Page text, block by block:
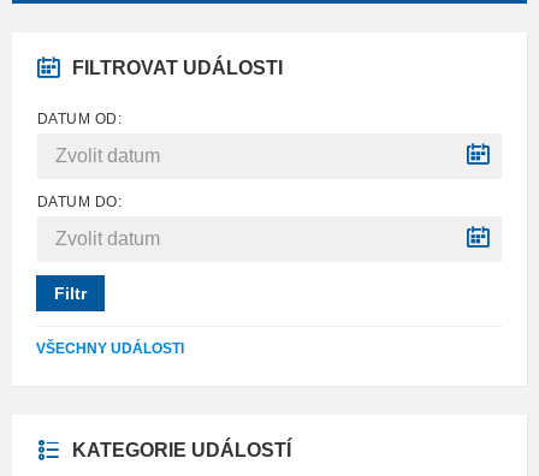
FILTROVAT UDÁLOSTI
DATUM OD:
DATUM DO:
Filtr
VŠECHNY UDÁLOSTI
KATEGORIE UDÁLOSTÍ